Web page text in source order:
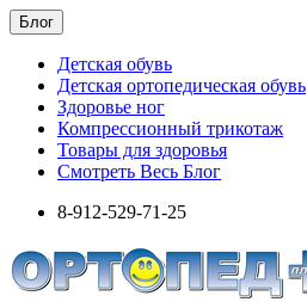
Блог
Детская обувь
Детская ортопедическая обувь
Здоровье ног
Компрессионный трикотаж
Товары для здоровья
Смотреть Весь Блог
8-912-529-71-25